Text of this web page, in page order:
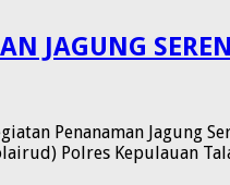
JAGUNG
Penanaman Jagung
Polres Kepulauan